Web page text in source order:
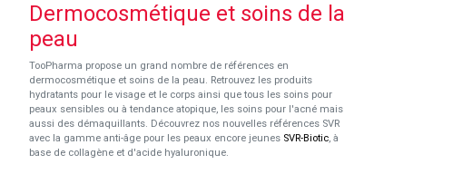
Dermocosmétique et soins de la
peau
TooPharma propose un grand nombre de références en
dermocosmétique et soins de la peau. Retrouvez les produits
hydratants pour le visage et le corps ainsi que tous les soins pour
peaux sensibles ou à tendance atopique, les soins pour l'acné mais
aussi des démaquillants. Découvrez nos nouvelles références SVR
avec la gamme anti-âge pour les peaux encore jeunes SVR-Biotic, à
base de collagène et d'acide hyaluronique.